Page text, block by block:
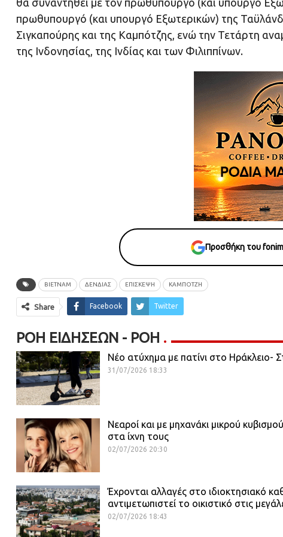
θα συναντηθεί με τον πρωθυπουργό (και υπουργό
πρωθυπουργό (και υπουργό Εξωτερικών) της
Σιγκαπούρης και της Καμπότζης, ενώ την Τετάρτη
της Ινδονησίας, της Ινδίας και των Φιλιππίνων.
Προσθήκη του
ΒΙΕΤΝΑΜ ΔΕΝΔΙΑΣ ΕΠΙΣΚΕΨΗ ΚΑΜΠΌΤΖΗ
Share Facebook Twitter
ΡΟΉ ΕΙΔΉΣΕΩΝ - ΡΟΗ
Νέο ατύχημα με πατίνι στο Ηράκλειο-
31/07/2026 18:33
Νεαροί και με μηχανάκι μικρού
στα ίχνη τους
02/07/2026 20:30
Έχρονται αλλαγές στο ιδιοκτησιακό
αντιμετωπιστεί το οικιστικό στις
02/07/2026 18:43